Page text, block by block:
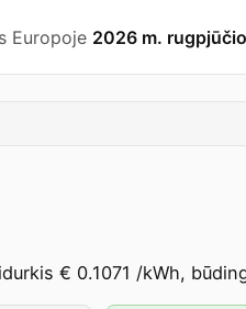
Europoje 2026 m.
€ 0.1071 /kWh,